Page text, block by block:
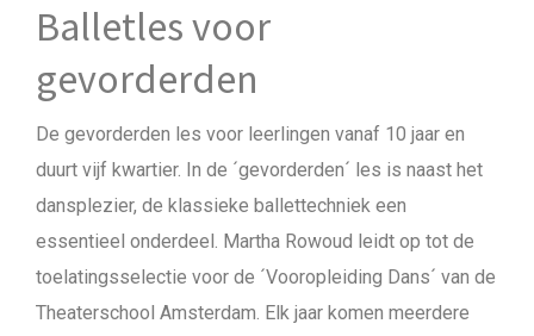
Balletles voor
gevorderden
De gevorderden les voor leerlingen vanaf 10 jaar en
duurt vijf kwartier. In de ´gevorderden´ les is naast het
dansplezier, de klassieke ballettechniek een
essentieel onderdeel. Martha Rowoud leidt op tot de
toelatingsselectie voor de ´Vooropleiding Dans´ van de
Theaterschool Amsterdam. Elk jaar komen meerdere